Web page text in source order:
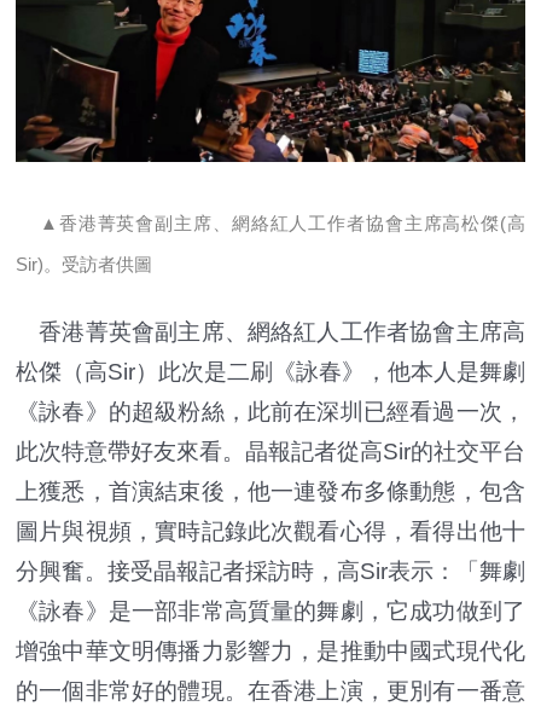
▲香港菁英會副主席、網絡紅人工作者協會主席高松傑(高
Sir)。受訪者供圖
香港菁英會副主席、網絡紅人工作者協會主席高
松傑（高Sir）此次是二刷《詠春》，他本人是舞劇
《詠春》的超級粉絲，此前在深圳已經看過一次，
此次特意帶好友來看。晶報記者從高Sir的社交平台
上獲悉，首演結束後，他一連發布多條動態，包含
圖片與視頻，實時記錄此次觀看心得，看得出他十
分興奮。接受晶報記者採訪時，高Sir表示：「舞劇
《詠春》是一部非常高質量的舞劇，它成功做到了
增強中華文明傳播力影響力，是推動中國式現代化
的一個非常好的體現。在香港上演，更別有一番意